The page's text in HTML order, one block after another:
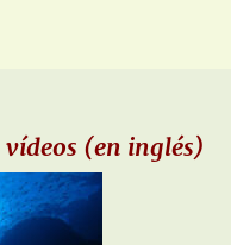
vídeos (en inglés)